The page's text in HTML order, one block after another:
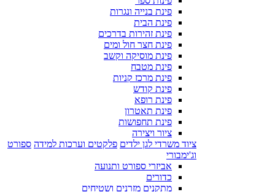
פינת בנייה ונגרות
פינת הבית
פינת זהירות בדרכים
פינת חצר חול ומים
פינת מוסיקה וקשב
פינת מטבח
פינת מרכז קניות
פינת קודש
פינת רופא
פינת תאטרון
פינת תחפושות
ציור ויצירה
ציוד משרדי לגן ילדים פלקטים וערכות למידה ספורט
וג'ימבורי
אביזרי ספורט ותנועה
כדורים
מתקנים מזרנים ושטיחים